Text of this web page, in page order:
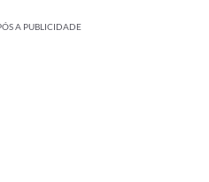
A PUBLICIDADE